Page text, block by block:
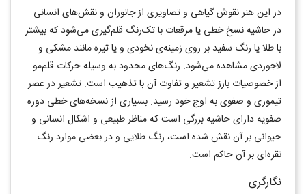
در اين هنر نقوش گياهی و تصاويری از جانوران و نقش‌های انسانی
در حاشيه نسخ خطی يا مرقعات با تک‌رنگ قلم‌گیری می‌شود که بيشتر
با طلا يا رنگ سفيد بر روی زمينه‌ی نخودی و يا تيره مانند مشکی و
لاجوردی مشاهده می‌شود. رنگ‌های محدود به وسيله حرکات قلم‌مو
از خصوصيات بارز تشعير و تفاوت آن با تذهيب است. تشعير در عصر
تيموری و صفوی به اوج خود رسيد. بسياری از نسخه‌های خطی دوره
صفويه دارای حاشيه بزرگی است که مناظر طبيعی و اشکال انسانی و
حيوانی بر آن نقش شده است، رنگ طلايی و در بعضی موارد رنگ
نقره‌ای بر آن حاکم است.
نگارگری